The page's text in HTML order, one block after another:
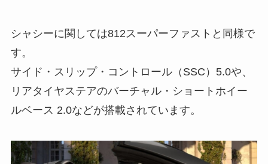
シャシーに関しては812スーパーファストと同様で
す。
サイド・スリップ・コントロール（SSC）5.0や、
リアタイヤステアのバーチャル・ショートホイー
ルベース 2.0などが搭載されています。